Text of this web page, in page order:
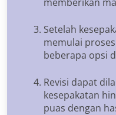
Setelah
memulai
beberapa opsi
Revisi dapat
kesepakatan
puas dengan